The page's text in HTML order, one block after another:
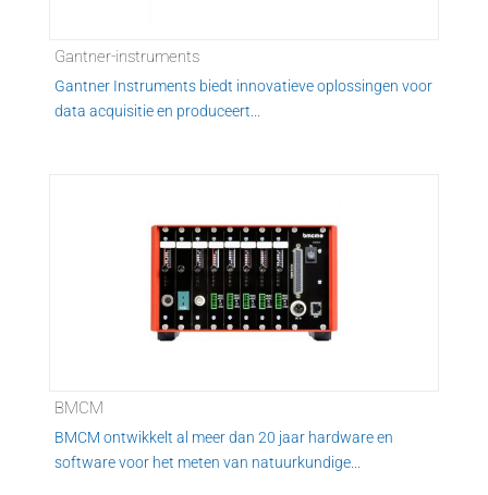
Gantner-instruments
Gantner Instruments biedt innovatieve oplossingen voor
data acquisitie en produceert...
BMCM
BMCM ontwikkelt al meer dan 20 jaar hardware en
software voor het meten van natuurkundige...